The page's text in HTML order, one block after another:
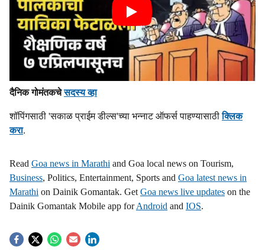
दैनिक गोमंतकचेसदस्य व्हा
शॉपिंगसाठी 'सकाळ प्राईम डील्स'च्या भन्नाट ऑफर्स पाहण्यासाठीक्लिक
करा.
Read Goa news in Marathi and Goa local news on Tourism,
Business, Politics, Entertainment, Sports and Goa latest news in
Marathi on Dainik Gomantak. Get Goa news live updates on the
Dainik Gomantak Mobile app forAndroid and IOS.